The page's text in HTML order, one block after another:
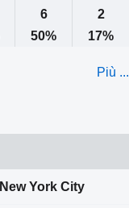
6
2
50% 17%
Più ...
New York City